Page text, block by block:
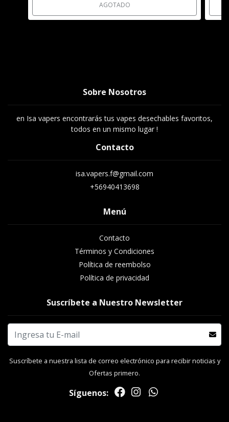
AGOTADO
Sobre Nosotros
en Isa vapers encontrarás tus vapes desechables favoritos,
todos en un mismo lugar !
Contacto
isa.vapers.f@gmail.com
+56940413698
Menú
Contacto
Términos y Condiciones
Política de reembolso
Política de privacidad
Suscríbete a Nuestro Newsletter
Suscríbete a nuestra lista de correo electrónico para recibir noticias y
Ofertas primero.
Síguenos: